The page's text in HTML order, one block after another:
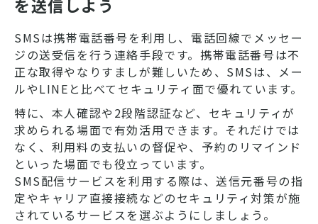
を送信しよう
SMSは携帯電話番号を利用し、電話回線でメッセー
ジの送受信を行う連絡手段です。携帯電話番号は不
正な取得やなりすましが難しいため、SMSは、メー
ルやLINEと比べてセキュリティ面で優れています。
特に、本人確認や2段階認証など、セキュリティが
求められる場面で有効活用できます。それだけでは
なく、利用料の支払いの督促や、予約のリマインド
といった場面でも役立っています。
SMS配信サービスを利用する際は、送信元番号の指
定やキャリア直接接続などのセキュリティ対策が施
されているサービスを選ぶようにしましょう。